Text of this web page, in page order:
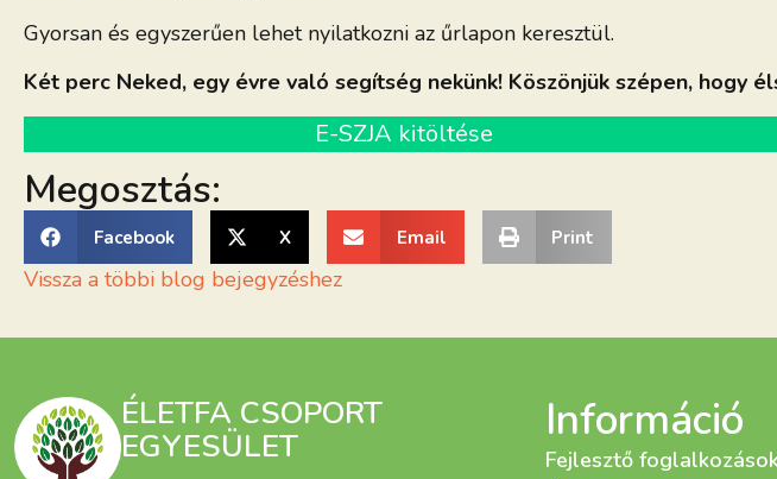
Gyorsan és egyszerűen lehet nyilatkozni az űrlapon keresztül.
Két perc Neked, egy évre való segítség nekünk! Köszönjük szépen, hogy
E-SZJA kitöltése
Megosztás:
Facebook X Email Print
Vissza a többi blog bejegyzéshez
ÉLETFA CSOPORT
EGYESÜLET
Információ
Fejlesztő